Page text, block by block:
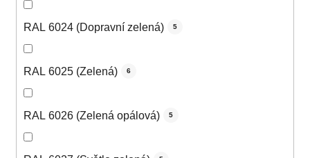
RAL 6024 (Dopravní zelená) 5
RAL 6025 (Zelená) 6
RAL 6026 (Zelená opálová) 5